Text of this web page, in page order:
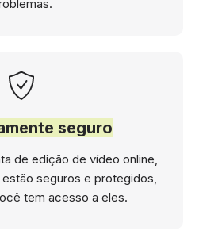
seguro
de edição de vídeo online,
seguros e protegidos,
tem acesso a eles.